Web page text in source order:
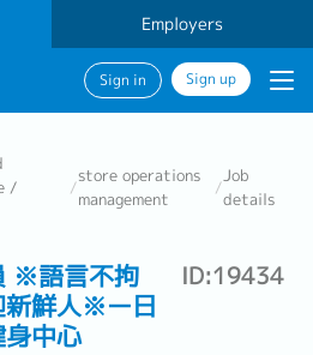
Employers
Sign in Sign up
/
/
store operations
management
/
Job
details
※語言不拘
新鮮人※ー日
中心
ID:19434